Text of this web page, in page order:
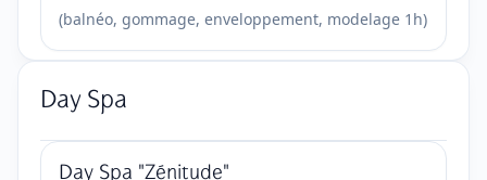
(balnéo, gommage, enveloppement, modelage 1h)
Day Spa
Day Spa "Zénitude"